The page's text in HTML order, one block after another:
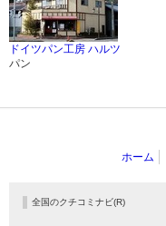
ドイツパン工房 ハルツ
パン
ホーム
全国のクチコミナビ(R)